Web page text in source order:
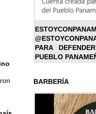
PARA
PUEBLO
BARBERÍA